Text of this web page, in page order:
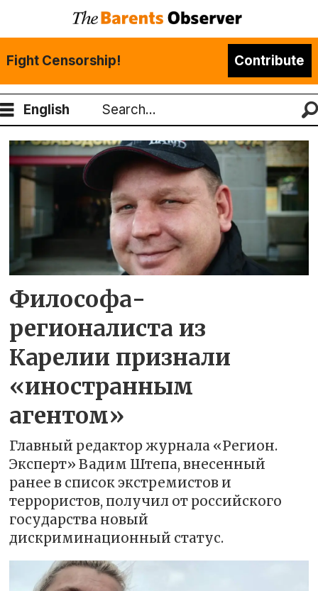
Fight Censorship! Contribute
English
Search
Tag:
иностранный
агент
Философа-
регионалиста из
Карелии признали
«иностранным
агентом»
Главный редактор журнала «Регион.
Эксперт» Вадим Штепа, внесенный
ранее в список экстремистов и
террористов, получил от российского
государства новый
дискриминационный статус.